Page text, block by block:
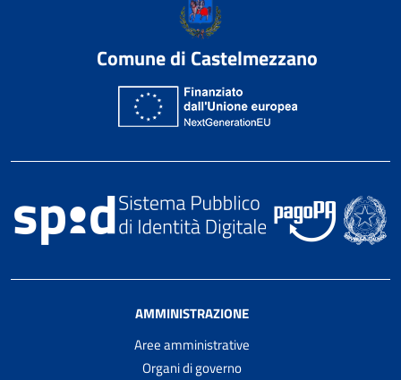
Comune di Castelmezzano
AMMINISTRAZIONE
Aree amministrative
Organi di governo